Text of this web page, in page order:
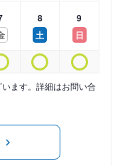
8
土
9
日
ます。詳細はお問い合